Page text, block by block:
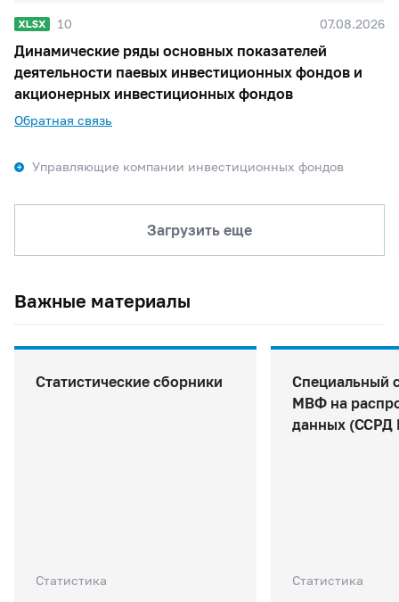
10 07.08.2026
Динамические ряды основных показателей
деятельности паевых инвестиционных фондов и
акционерных инвестиционных фондов
Обратная связь
Управляющие компании инвестиционных фондов
Загрузить еще
Важные материалы
Статистические сборники
Статистика
Специальный
МВФ на
данных
Статистика